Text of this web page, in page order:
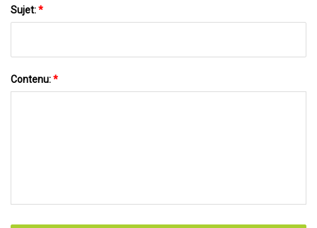
Sujet:*
Contenu:*